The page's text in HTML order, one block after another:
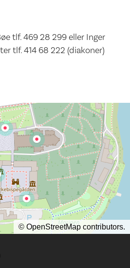
tlf. 469 28 299 eller Inger
tlf. 414 68 222 (diakoner)
© OpenStreetMap contributors.